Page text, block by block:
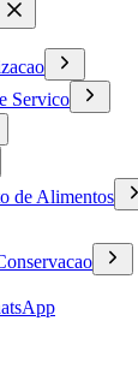
Servico
de Alimentos